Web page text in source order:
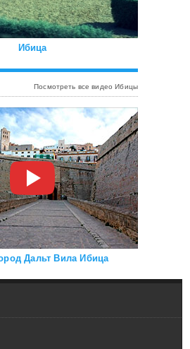
Ибица
Посмотреть все видео Ибицы
Дальт Вила Ибица